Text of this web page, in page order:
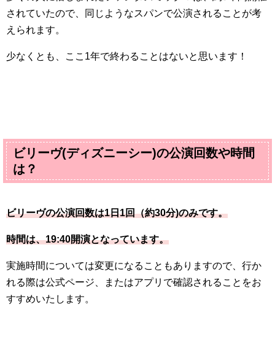
されていたので、同じようなスパンで公演されることが考
えられます。
少なくとも、ここ1年で終わることはないと思います！
ビリーヴ(ディズニーシー)の公演回数や時間
は？
ビリーヴの公演回数は1日1回（約30分)のみです。
時間は、19:40開演となっています。
実施時間については変更になることもありますので、行か
れる際は公式ページ、またはアプリで確認されることをお
すすめいたします。